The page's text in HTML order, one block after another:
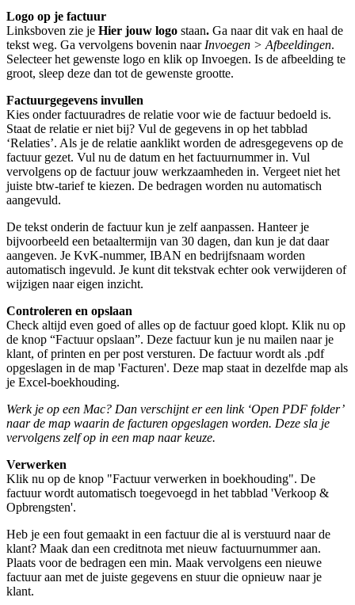
Logo op je factuur
Linksboven zie je Hier jouw logo staan. Ga naar dit vak en haal de
tekst weg. Ga vervolgens bovenin naar Invoegen > Afbeeldingen.
Selecteer het gewenste logo en klik op Invoegen. Is de afbeelding te
groot, sleep deze dan tot de gewenste grootte.
Factuurgegevens invullen
Kies onder factuuradres de relatie voor wie de factuur bedoeld is.
Staat de relatie er niet bij? Vul de gegevens in op het tabblad
‘Relaties’. Als je de relatie aanklikt worden de adresgegevens op de
factuur gezet. Vul nu de datum en het factuurnummer in. Vul
vervolgens op de factuur jouw werkzaamheden in. Vergeet niet het
juiste btw-tarief te kiezen. De bedragen worden nu automatisch
aangevuld.
De tekst onderin de factuur kun je zelf aanpassen. Hanteer je
bijvoorbeeld een betaaltermijn van 30 dagen, dan kun je dat daar
aangeven. Je KvK-nummer, IBAN en bedrijfsnaam worden
automatisch ingevuld. Je kunt dit tekstvak echter ook verwijderen of
wijzigen naar eigen inzicht.
Controleren en opslaan
Check altijd even goed of alles op de factuur goed klopt. Klik nu op
de knop “Factuur opslaan”. Deze factuur kun je nu mailen naar je
klant, of printen en per post versturen. De factuur wordt als .pdf
opgeslagen in de map 'Facturen'. Deze map staat in dezelfde map als
je Excel-boekhouding.
Werk je op een Mac? Dan verschijnt er een link ‘Open PDF folder’
naar de map waarin de facturen opgeslagen worden. Deze sla je
vervolgens zelf op in een map naar keuze.
Verwerken
Klik nu op de knop "Factuur verwerken in boekhouding". De
factuur wordt automatisch toegevoegd in het tabblad 'Verkoop &
Opbrengsten'.
Heb je een fout gemaakt in een factuur die al is verstuurd naar de
klant? Maak dan een creditnota met nieuw factuurnummer aan.
Plaats voor de bedragen een min. Maak vervolgens een nieuwe
factuur aan met de juiste gegevens en stuur die opnieuw naar je
klant.